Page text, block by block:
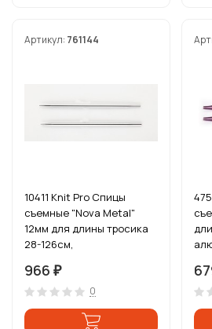
Артикул: 761144
10411 Knit Pro Спицы
съемные "Nova Metal"
12мм для длины тросика
28-126см,
серебристый, 2шт
966 ₽
0